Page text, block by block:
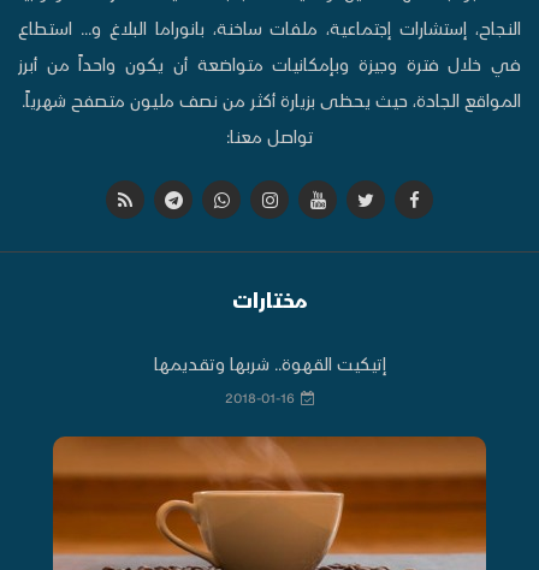
النجاح، إستشارات إجتماعية، ملفات ساخنة، بانوراما البلاغ و... استطاع
في خلال فترة وجيزة وبإمكانيات متواضعة أن يكون واحداً من أبرز
المواقع الجادة، حيث يحظى بزيارة أكثر من نصف مليون متصفح شهرياً.
تواصل معنا:
مختارات
إتيكيت القهوة.. شربها وتقديمها
2018-01-16